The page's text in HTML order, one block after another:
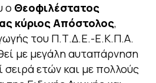
ο Θεοφιλέστατος
κύριος Απόστολος,
του Π.Τ.Δ.Ε.-Ε.Κ.Π.Α.
με μεγάλη αυταπάρνηση
σειρά ετών και με πολλούς